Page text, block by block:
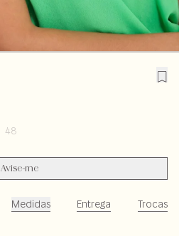
48
Avise-me
Medidas Entrega Trocas